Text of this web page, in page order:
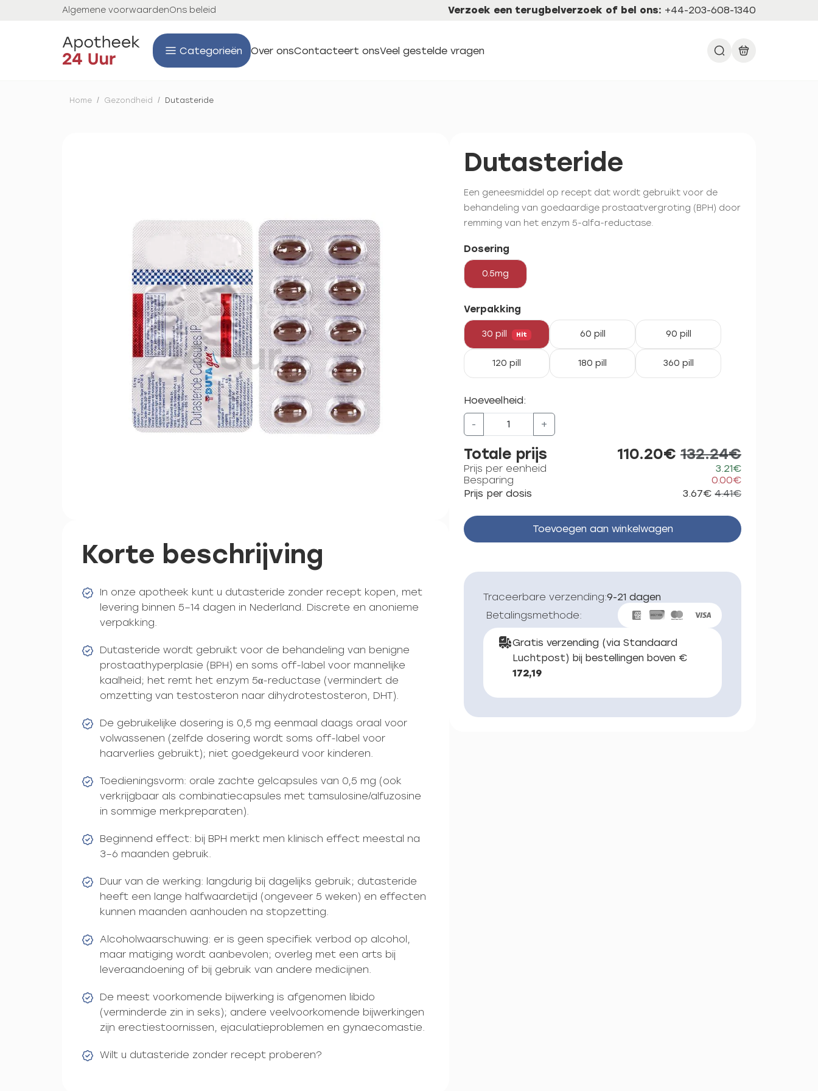
Algemene voorwaardenOns beleid Verzoek een terugbelverzoek of bel ons: +44-203-608-1340
Categorieën Over onsContacteert onsVeel gestelde vragen
Home / Gezondheid / Dutasteride
Korte beschrijving
In onze apotheek kunt u dutasteride zonder recept kopen, met
levering binnen 5–14 dagen in Nederland. Discrete en anonieme
verpakking.
Dutasteride wordt gebruikt voor de behandeling van benigne
prostaathyperplasie (BPH) en soms off-label voor mannelijke
kaalheid; het remt het enzym 5α-reductase (vermindert de
omzetting van testosteron naar dihydrotestosteron, DHT).
De gebruikelijke dosering is 0,5 mg eenmaal daags oraal voor
volwassenen (zelfde dosering wordt soms off-label voor
haarverlies gebruikt); niet goedgekeurd voor kinderen.
Toedieningsvorm: orale zachte gelcapsules van 0,5 mg (ook
verkrijgbaar als combinatiecapsules met tamsulosine/alfuzosine
in sommige merkpreparaten).
Beginnend effect: bij BPH merkt men klinisch effect meestal na
3–6 maanden gebruik.
Duur van de werking: langdurig bij dagelijks gebruik; dutasteride
heeft een lange halfwaardetijd (ongeveer 5 weken) en effecten
kunnen maanden aanhouden na stopzetting.
Alcoholwaarschuwing: er is geen specifiek verbod op alcohol,
maar matiging wordt aanbevolen; overleg met een arts bij
leveraandoening of bij gebruik van andere medicijnen.
De meest voorkomende bijwerking is afgenomen libido
(verminderde zin in seks); andere veelvoorkomende bijwerkingen
zijn erectiestoornissen, ejaculatieproblemen en gynaecomastie.
Wilt u dutasteride zonder recept proberen?
Dutasteride
Een geneesmiddel op recept dat wordt gebruikt voor de
behandeling van goedaardige prostaatvergroting (BPH) door
remming van het enzym 5-alfa-reductase.
Dosering
0.5mg
Verpakking
30 pill Hit 60 pill 90 pill
120 pill 180 pill 360 pill
Hoeveelheid:
- +
Totale prijs 110.20€ 132.24€
Prijs per eenheid
3.21€
Besparing
0.00€
Prijs per dosis
3.67€ 4.41€
Toevoegen aan winkelwagen
Traceerbare verzending:9-21 dagen
Betalingsmethode:
Gratis verzending (via Standaard
Luchtpost) bij bestellingen boven €
172,19